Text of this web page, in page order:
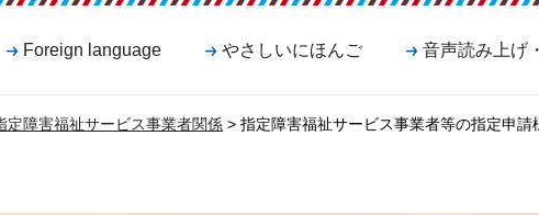
Foreign language やさしいにほんご 音声読み上げ
定障害福祉サービス事業者関係 > 指定障害福祉サービス事業者等の指定申請